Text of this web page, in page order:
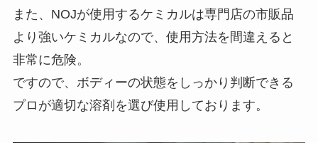
また、NOJが使用するケミカルは専門店の市販品
より強いケミカルなので、使用方法を間違えると
非常に危険。
ですので、ボディーの状態をしっかり判断できる
プロが適切な溶剤を選び使用しております。